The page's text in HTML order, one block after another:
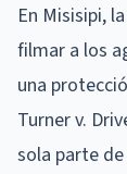
En Misisipi,
filmar a los
una
Turner v.
sola parte